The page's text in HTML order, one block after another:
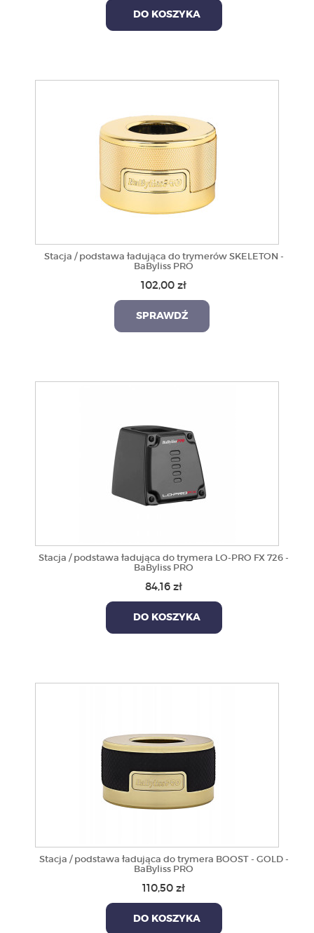
DO KOSZYKA
Stacja / podstawa ładująca do trymerów SKELETON -
BaByliss PRO
102,00 zł
SPRAWDŹ
Stacja / podstawa ładująca do trymera LO-PRO FX 726 -
BaByliss PRO
84,16 zł
DO KOSZYKA
Stacja / podstawa ładująca do trymera BOOST - GOLD -
BaByliss PRO
110,50 zł
DO KOSZYKA